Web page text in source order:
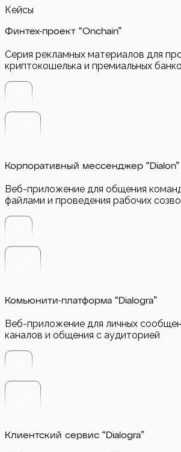
Кейсы
Финтех-проект “Onchain”
Серия рекламных материалов для
криптокошелька и премиальных
Корпоративный мессенджер “Dialon”
Веб-приложение для общения
файлами и проведения рабочих
Комьюнити-платформа “Dialogra”
Веб-приложение для личных
каналов и общения с аудиторией
Клиентский сервис “Dialogra”